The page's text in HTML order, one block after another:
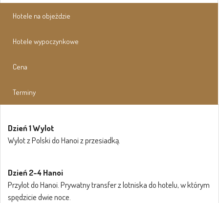
Hotele na objeździe
Hotele wypoczynkowe
Cena
Terminy
Dzień 1 Wylot
Wylot z Polski do Hanoi z przesiadką.
Dzień 2-4 Hanoi
Przylot do Hanoi. Prywatny transfer z lotniska do hotelu, w którym
spędzicie dwie noce.